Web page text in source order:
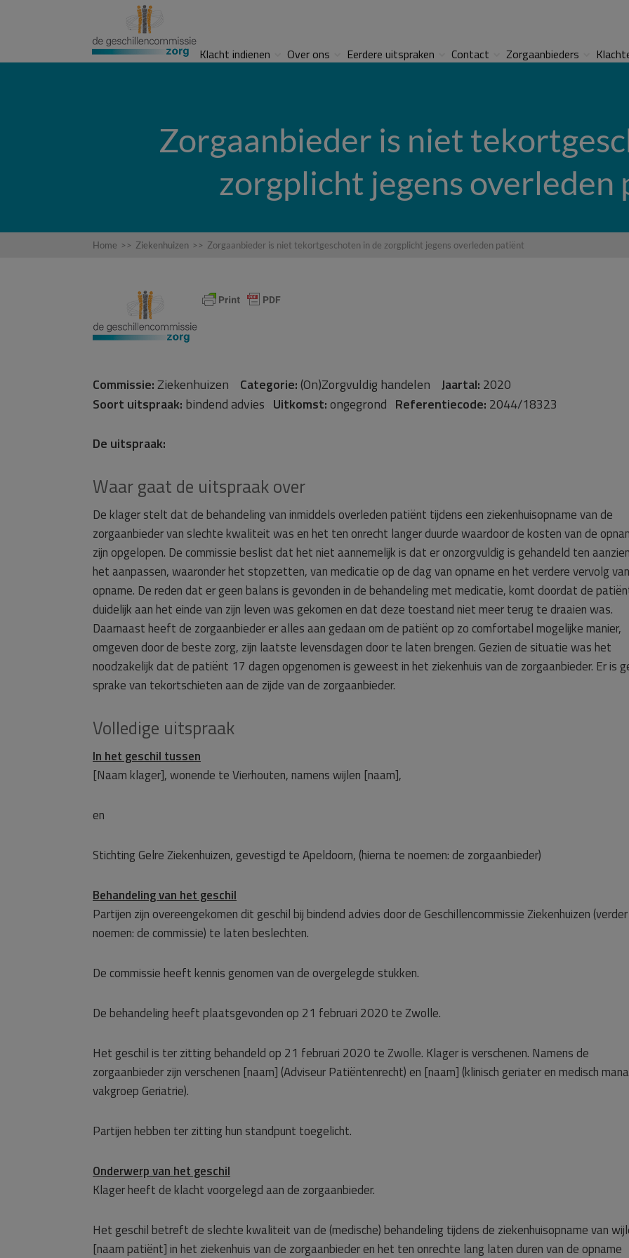
Klacht indienen Over ons Eerdere uitspraken Contact Zorgaanbieders
Zorgaanbieder is niet
zorgplicht jegens overleden
Home >> Ziekenhuizen >> Zorgaanbieder is niet tekortgeschoten in de zorgplicht jegens overleden patiënt
Commissie:Ziekenhuizen Categorie:(On)Zorgvuldig handelen Jaartal: 2020
Soort uitspraak: bindend advies Uitkomst:ongegrond Referentiecode: 2044/18323
De uitspraak:
Waar gaat de uitspraak over
De klager stelt dat de behandeling van inmiddels overleden patiënt tijdens een ziekenhuisopname van de
zorgaanbieder van slechte kwaliteit was en het ten onrecht langer duurde waardoor de kosten van de
zijn opgelopen. De commissie beslist dat het niet aannemelijk is dat er onzorgvuldig is gehandeld ten
het aanpassen, waaronder het stopzetten, van medicatie op de dag van opname en het verdere vervolg
opname. De reden dat er geen balans is gevonden in de behandeling met medicatie, komt doordat de
duidelijk aan het einde van zijn leven was gekomen en dat deze toestand niet meer terug te draaien was.
Daarnaast heeft de zorgaanbieder er alles aan gedaan om de patiënt op zo comfortabel mogelijke manier,
omgeven door de beste zorg, zijn laatste levensdagen door te laten brengen. Gezien de situatie was het
noodzakelijk dat de patiënt 17 dagen opgenomen is geweest in het ziekenhuis van de zorgaanbieder. Er is
sprake van tekortschieten aan de zijde van de zorgaanbieder.
Volledige uitspraak
In het geschil tussen
[Naam klager], wonende te Vierhouten, namens wijlen [naam],
en
Stichting Gelre Ziekenhuizen, gevestigd te Apeldoorn, (hierna te noemen: de zorgaanbieder)
Behandeling van het geschil
Partijen zijn overeengekomen dit geschil bij bindend advies door de Geschillencommissie Ziekenhuizen
noemen: de commissie) te laten beslechten.
De commissie heeft kennis genomen van de overgelegde stukken.
De behandeling heeft plaatsgevonden op 21 februari 2020 te Zwolle.
Het geschil is ter zitting behandeld op 21 februari 2020 te Zwolle. Klager is verschenen. Namens de
zorgaanbieder zijn verschenen [naam] (Adviseur Patiëntenrecht) en [naam] (klinisch geriater en medisch
vakgroep Geriatrie).
Partijen hebben ter zitting hun standpunt toegelicht.
Onderwerp van het geschil
Klager heeft de klacht voorgelegd aan de zorgaanbieder.
Het geschil betreft de slechte kwaliteit van de (medische) behandeling tijdens de ziekenhuisopname van
[naam patiënt] in het ziekenhuis van de zorgaanbieder en het ten onrechte lang laten duren van de opname